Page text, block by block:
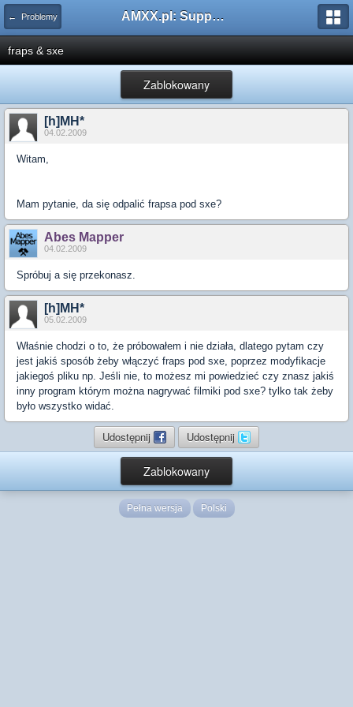
← Problemy AMXX.pl: Support AMX Mod X i SourceMod
fraps & sxe
Zablokowany
[h]MH*
04.02.2009
Witam,
Mam pytanie, da się odpalić frapsa pod sxe?
Abes Mapper
04.02.2009
Spróbuj a się przekonasz.
[h]MH*
05.02.2009
Właśnie chodzi o to, że próbowałem i nie działa, dlatego pytam czy
jest jakiś sposób żeby włączyć fraps pod sxe, poprzez modyfikacje
jakiegoś pliku np. Jeśli nie, to możesz mi powiedzieć czy znasz jakiś
inny program którym można nagrywać filmiki pod sxe? tylko tak żeby
było wszystko widać.
Udostępnij Udostępnij
Zablokowany
Pełna wersja Polski